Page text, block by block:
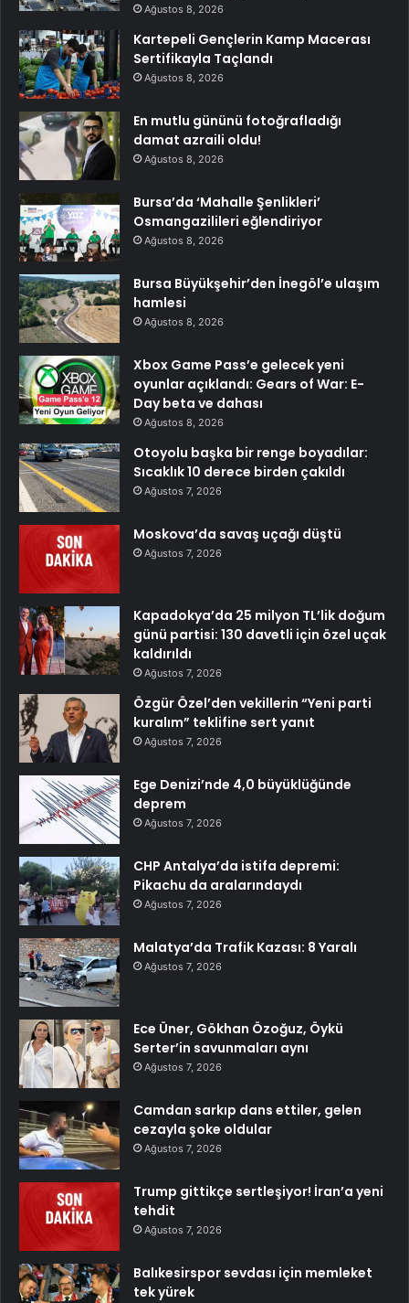
Ağustos 8, 2026
Kartepeli Gençlerin Kamp Macerası
Sertifikayla Taçlandı
Ağustos 8, 2026
En mutlu gününü fotoğrafladığı
damat azraili oldu!
Ağustos 8, 2026
Bursa’da ‘Mahalle Şenlikleri’
Osmangazilileri eğlendiriyor
Ağustos 8, 2026
Bursa Büyükşehir’den İnegöl’e ulaşım
hamlesi
Ağustos 8, 2026
Xbox Game Pass’e gelecek yeni
oyunlar açıklandı: Gears of War: E-
Day beta ve dahası
Ağustos 8, 2026
Otoyolu başka bir renge boyadılar:
Sıcaklık 10 derece birden çakıldı
Ağustos 7, 2026
Moskova’da savaş uçağı düştü
Ağustos 7, 2026
Kapadokya’da 25 milyon TL’lik doğum
günü partisi: 130 davetli için özel uçak
kaldırıldı
Ağustos 7, 2026
Özgür Özel’den vekillerin “Yeni parti
kuralım” teklifine sert yanıt
Ağustos 7, 2026
Ege Denizi’nde 4,0 büyüklüğünde
deprem
Ağustos 7, 2026
CHP Antalya’da istifa depremi:
Pikachu da aralarındaydı
Ağustos 7, 2026
Malatya’da Trafik Kazası: 8 Yaralı
Ağustos 7, 2026
Ece Üner, Gökhan Özoğuz, Öykü
Serter’in savunmaları aynı
Ağustos 7, 2026
Camdan sarkıp dans ettiler, gelen
cezayla şoke oldular
Ağustos 7, 2026
Trump gittikçe sertleşiyor! İran’a yeni
tehdit
Ağustos 7, 2026
Balıkesirspor sevdası için memleket
tek yürek